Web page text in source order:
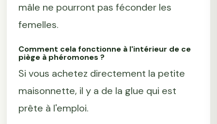
mâle ne pourront pas féconder les
femelles.
Comment cela fonctionne à l'intérieur de ce
piège à phéromones ?
Si vous achetez directement la petite
maisonnette, il y a de la glue qui est
prête à l'emploi.